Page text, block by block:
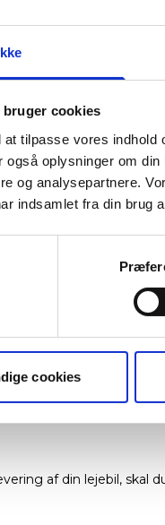
bruger cookies
tilpasse vores
også oplysninger om
og analysepartnere.
indsamlet fra din brug
cookies
om
af din lejebil, skal